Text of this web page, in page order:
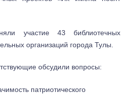
участие 43 библиотечных
организаций города Тулы.
обсудили вопросы:
патриотического